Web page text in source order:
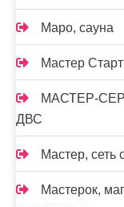
Маро, сауна
Мастер Старт
МАСТЕР-
ДВС
Мастер, сеть
Мастерок,